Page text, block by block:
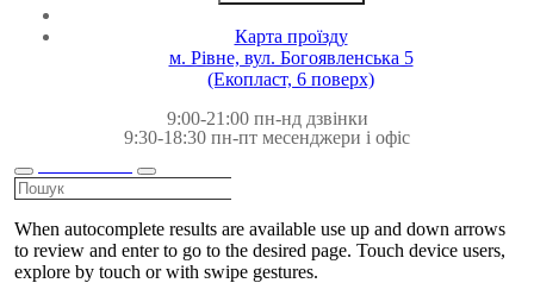
Карта проїзду
м. Рівне, вул. Богоявленська 5
(Екопласт, 6 поверх)
9:00-21:00 пн-нд дзвінки
9:30-18:30 пн-пт месенджери і офіс
When autocomplete results are available use up and down arrows
to review and enter to go to the desired page. Touch device users,
explore by touch or with swipe gestures.